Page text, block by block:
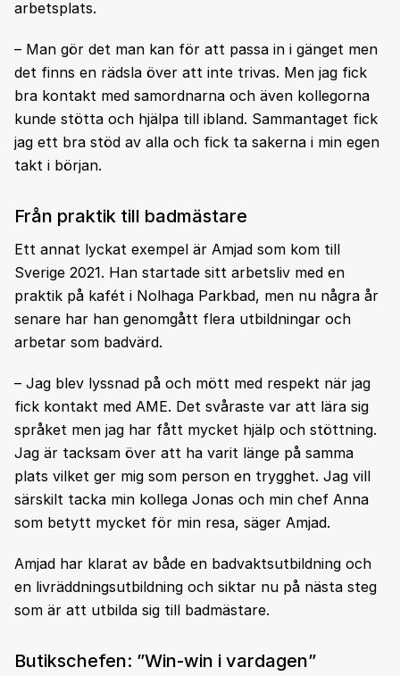
arbetsplats.
– Man gör det man kan för att passa in i gänget men
det finns en rädsla över att inte trivas. Men jag fick
bra kontakt med samordnarna och även kollegorna
kunde stötta och hjälpa till ibland. Sammantaget fick
jag ett bra stöd av alla och fick ta sakerna i min egen
takt i början.
Från praktik till badmästare
Ett annat lyckat exempel är Amjad som kom till
Sverige 2021. Han startade sitt arbetsliv med en
praktik på kafét i Nolhaga Parkbad, men nu några år
senare har han genomgått flera utbildningar och
arbetar som badvärd.
– Jag blev lyssnad på och mött med respekt när jag
fick kontakt med AME. Det svåraste var att lära sig
språket men jag har fått mycket hjälp och stöttning.
Jag är tacksam över att ha varit länge på samma
plats vilket ger mig som person en trygghet. Jag vill
särskilt tacka min kollega Jonas och min chef Anna
som betytt mycket för min resa, säger Amjad.
Amjad har klarat av både en badvaktsutbildning och
en livräddningsutbildning och siktar nu på nästa steg
som är att utbilda sig till badmästare.
Butikschefen: ”Win-win i vardagen”